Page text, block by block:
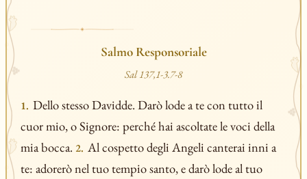
Salmo Responsoriale
Sal 137,1-3.7-8
1. Dello stesso Davidde. Darò lode a te con tutto il
cuor mio, o Signore: perché hai ascoltate le voci della
mia bocca. 2. Al cospetto degli Angeli canterai inni a
te: adorerò nel tuo tempio santo, e darò lode al tuo